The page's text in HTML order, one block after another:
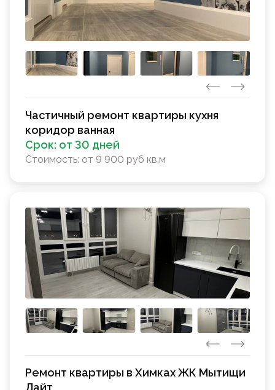
Частичный ремонт квартиры кухня
коридор ванная
Срок: от 30 дней
Стоимость: от 9 900 руб кв.м
Ремонт квартиры в Химках ЖК Мытищи
Лайт